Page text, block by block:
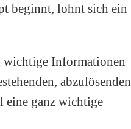
beginnt, lohnt sich ein
wichtige Informationen
abzulösenden
eine ganz wichtige